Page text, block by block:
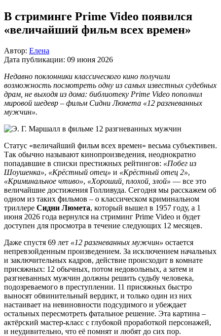
В стриминге Prime Video появился
«величайший фильм всех времен»
Автор: Елена
Дата публикации: 09 июня 2026
Недавно поклонники классического кино получили
возможность посмотреть одну из самых известных судебных
драм, не выходя из дома: библиотеку Prime Video пополнил
мировой шедевр – фильм Сидни Люмета «12 разгневанных
мужчин».
Статус «величайший фильм всех времен» весьма субъективен.
Так обычно называют кинопроизведения, неоднократно
попадавшие в списки престижных рейтингов: «Побег из
Шоушенка», «Крёстный отец» и «Крёстный отец 2»,
«Криминальное чтиво», «Хороший, плохой, злой» — все это
величайшие достижения Голливуда. Сегодня мы расскажем об
одном из таких фильмов – о классическом криминальном
триллере Сидни Люмета, который вышел в 1957 году, а 1
июня 2026 года вернулся на стриминг Prime Video и будет
доступен для просмотра в течение следующих 12 месяцев.
Даже спустя 69 лет «12 разгневанных мужчин» остается
непревзойденным произведением. За исключением начальных
и заключительных кадров, действие происходит в комнате
присяжных: 12 обычных, потом недовольных, а затем и
разгневанных мужчин должны решить судьбу человека,
подозреваемого в преступлении. 11 присяжных быстро
выносят обвинительный вердикт, и только один из них
настаивает на невиновности подсудимого и убеждает
остальных пересмотреть фатальное решение. Эта картина –
актёрский мастер-класс с глубокой проработкой персонажей,
и неудивительно, что её помнят и любят до сих пор.